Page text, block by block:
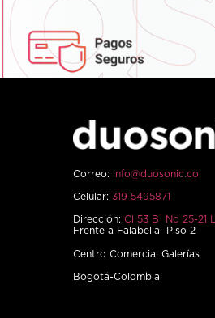
Correo: info@duosonic.co
Celular: 319 5495871
Dirección: Cl 53 B No 25-21
Frente a Falabella Piso 2
Centro Comercial Galerías
Bogotá-Colombia